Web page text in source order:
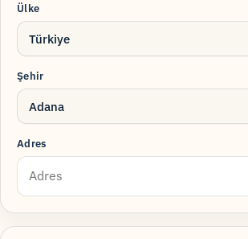
Ülke
Türkiye
Şehir
Adana
Adres